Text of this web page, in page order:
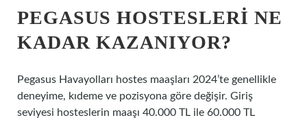
PEGASUS HOSTESLERI NE
KADAR KAZANIYOR?
Pegasus Havayolları hostes maaşları 2024’te genellikle
deneyime, kıdeme ve pozisyona göre değişir. Giriş
seviyesi hosteslerin maaşı 40.000 TL ile 60.000 TL